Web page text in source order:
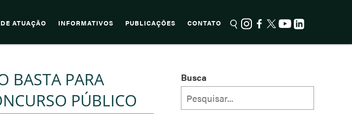
ATUAÇÃO INFORMATIVOS PUBLICAÇÕES CONTATO
BASTA PARA
PÚBLICO
Busca